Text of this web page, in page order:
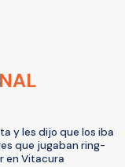
y les dijo que los iba
que jugaban ring-
en Vitacura